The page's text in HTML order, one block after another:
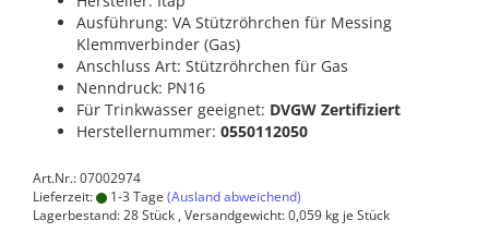
Ausführung: VA Stützröhrchen für Messing
Klemmverbinder (Gas)
Anschluss Art: Stützröhrchen für Gas
Nenndruck: PN16
Für Trinkwasser geeignet: DVGW Zertifiziert
Herstellernummer: 0550112050
Art.Nr.: 07002974
Lieferzeit:
1-3 Tage (Ausland abweichend)
Lagerbestand: 28 Stück , Versandgewicht:0,059 kg je Stück